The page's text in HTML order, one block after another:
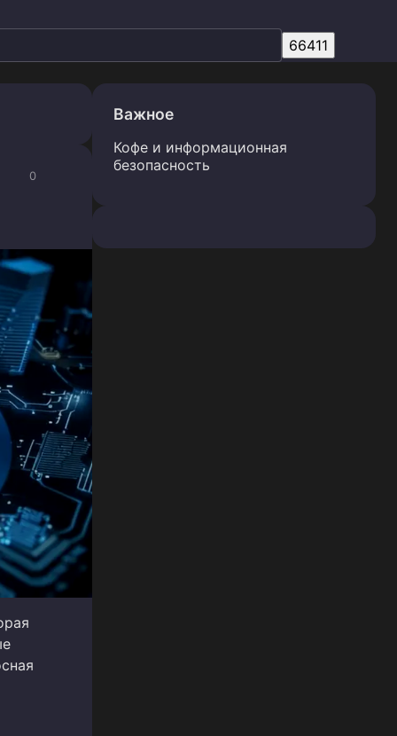
0
Важное
Кофе и информационная
безопасность